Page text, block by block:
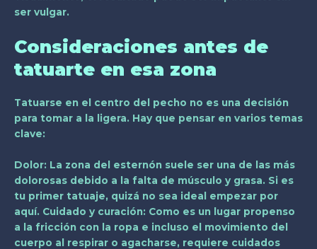
ser vulgar.
Consideraciones antes de
tatuarte en esa zona
Tatuarse en el centro del pecho no es una decisión
para tomar a la ligera. Hay que pensar en varios temas
clave:
Dolor: La zona del esternón suele ser una de las más
dolorosas debido a la falta de músculo y grasa. Si es
tu primer tatuaje, quizá no sea ideal empezar por
aquí. Cuidado y curación: Como es un lugar propenso
a la fricción con la ropa e incluso el movimiento del
cuerpo al respirar o agacharse, requiere cuidados